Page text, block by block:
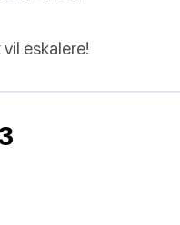
eskalere!